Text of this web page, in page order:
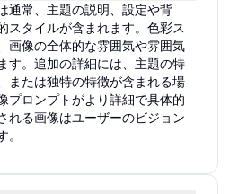
通常、主題の説明、設定や背
スタイルが含まれます。色彩ス
画像の全体的な雰囲気や雰囲気
す。追加の詳細には、主題の特
または独特の特徴が含まれる場
プロンプトがより詳細で具体的
れる画像はユーザーのビジョン